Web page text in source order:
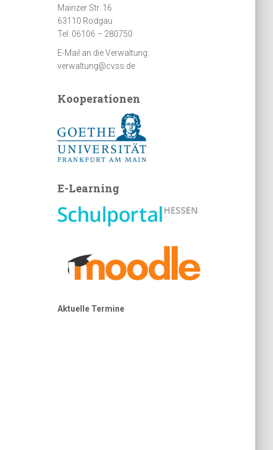
Mainzer Str. 16
63110 Rodgau
Tel. 06106 – 280750
E-Mail an die Verwaltung:
verwaltung@cvss.de
Kooperationen
E-Learning
Aktuelle Termine